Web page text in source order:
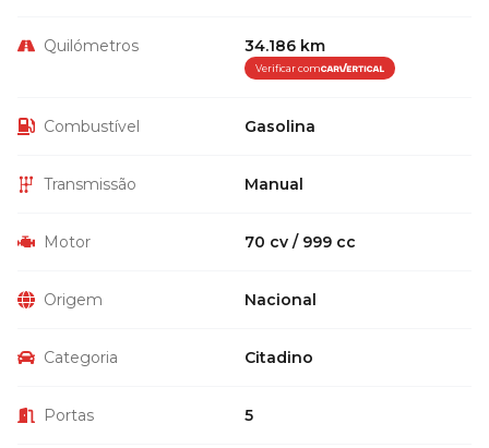
Quilómetros 34.186 km
Verificar com
Combustível Gasolina
Transmissão Manual
Motor 70 cv / 999 cc
Origem Nacional
Categoria Citadino
Portas 5